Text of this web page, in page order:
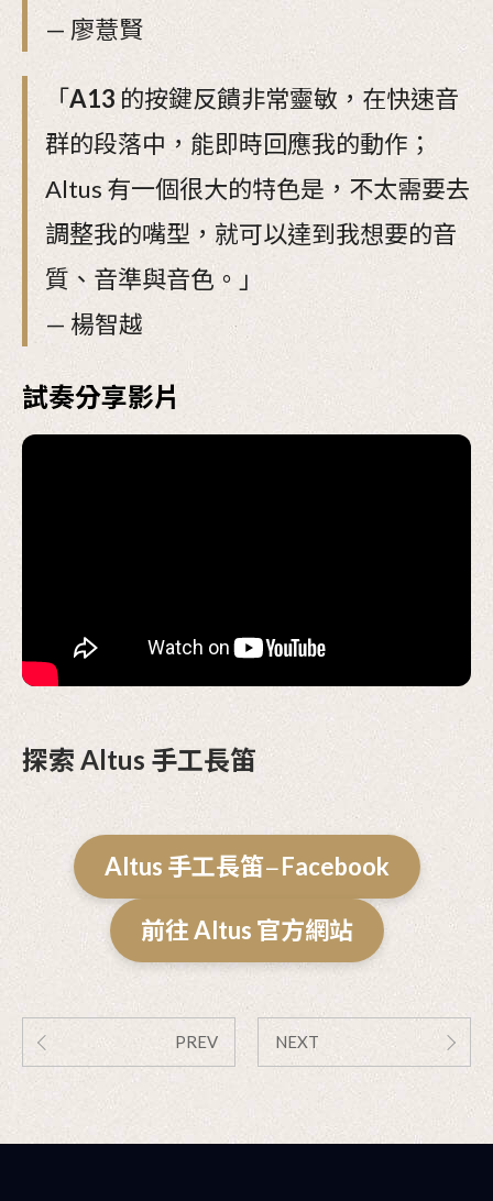
— 廖薏賢
「A13 的按鍵反饋非常靈敏，在快速音
群的段落中，能即時回應我的動作；
Altus 有一個很大的特色是，不太需要去
調整我的嘴型，就可以達到我想要的音
質、音準與音色。」
— 楊智越
試奏分享影片
探索 Altus 手工長笛
Altus 手工長笛－ Facebook
前往 Altus 官方網站
PREV NEXT